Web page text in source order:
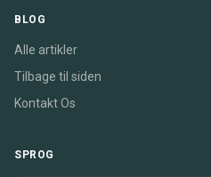
BLOG
Alle artikler
Tilbage til siden
Kontakt Os
SPROG